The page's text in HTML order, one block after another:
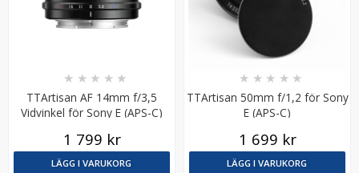
TTArtisan AF 14mm f/3,5
Vidvinkel för Sony E (APS-C)
★ ★ ★ ★ ★
1 799 kr
LÄGG I VARUKORG
TTArtisan 50mm f/1,2 för Sony
E (APS-C)
★ ★ ★ ★ ★
1 699 kr
LÄGG I VARUKORG